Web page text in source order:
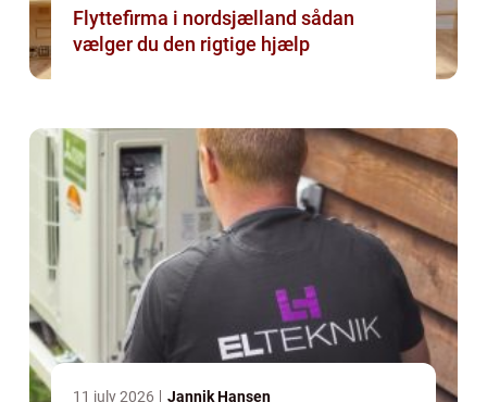
Flyttefirma i nordsjælland sådan
vælger du den rigtige hjælp
11 july 2026 Jannik Hansen